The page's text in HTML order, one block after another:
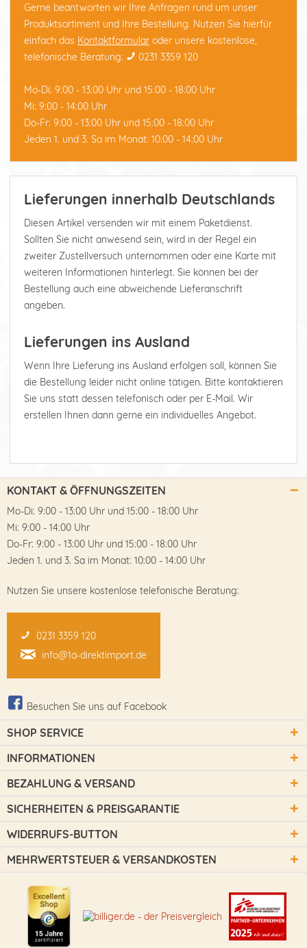
Gerne beantworten wir Ihre Anfragen rund um unser
Produktsortiment und Ihre Bestellung. Nutzen Sie hierfür
einfach das Kontaktformular oder unsere kostenlose,
telefonische Beratung:
0231 3359 120
Mo-Di: 9:00 - 13:00 Uhr und 15:00 - 18:00 Uhr
Mi: 9:00 - 14:00 Uhr
Do-Fr: 9:00 - 13:00 Uhr und 15:00 - 18:00 Uhr
Jeden 1. und 3. Sa im Monat: 10:00 - 14:00 Uhr
Lieferungen innerhalb Deutschlands
Diesen Artikel versenden wir mit einem Paketdienst.
Sollten Sie nicht anwesend sein, wird in der Regel ein
zweiter Zustellversuch unternommen oder eine Karte mit
weiteren Informationen hinterlegt. Sie können bei der
Bestellung auch eine abweichende Lieferanschrift
angeben.
Lieferungen ins Ausland
Wenn Ihre Lieferung ins Ausland erfolgen soll, können Sie
die Bestellung leider nicht online tätigen. Bitte kontaktieren
Sie uns statt dessen telefonisch oder per E-Mail. Wir
erstellen Ihnen dann gerne ein individuelles Angebot.
KONTAKT & ÖFFNUNGSZEITEN
Mo-Di: 9:00 - 13:00 Uhr und 15:00 - 18:00 Uhr
Mi: 9:00 - 14:00 Uhr
Do-Fr: 9:00 - 13:00 Uhr und 15:00 - 18:00 Uhr
Jeden 1. und 3. Sa im Monat: 10:00 - 14:00 Uhr
Nutzen Sie unsere kostenlose telefonische Beratung:
0231 3359 120
info@1a-direktimport.de
Besuchen Sie uns auf Facebook
SHOP SERVICE
INFORMATIONEN
BEZAHLUNG & VERSAND
SICHERHEITEN & PREISGARANTIE
WIDERRUFS-BUTTON
MEHRWERTSTEUER & VERSANDKOSTEN